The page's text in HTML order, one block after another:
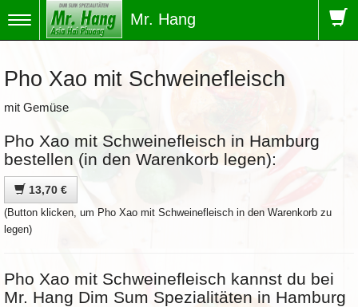
Toggle
navigation
Mr. Hang
Pho Xao mit Schweinefleisch
mit Gemüse
Pho Xao mit Schweinefleisch in Hamburg
bestellen (in den Warenkorb legen):
13,70 €
(Button klicken, um Pho Xao mit Schweinefleisch in den Warenkorb zu
legen)
Pho Xao mit Schweinefleisch kannst du bei
Mr. Hang Dim Sum Spezialitäten in Hamburg